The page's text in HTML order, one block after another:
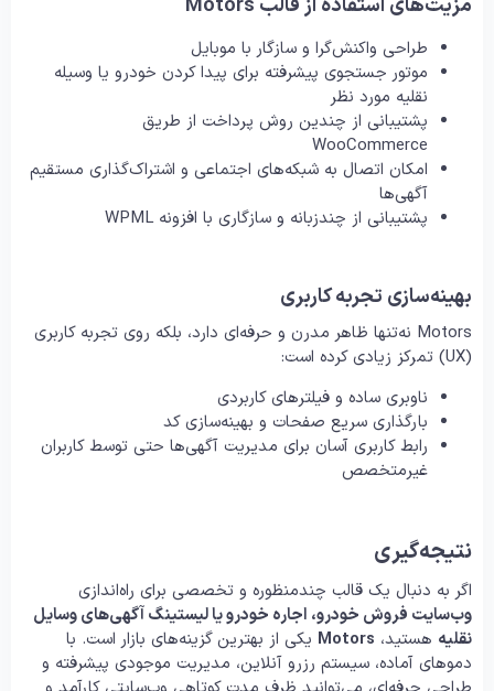
مزیت‌های استفاده از قالب Motors
طراحی واکنش‌گرا و سازگار با موبایل
موتور جستجوی پیشرفته برای پیدا کردن خودرو یا وسیله
نقلیه مورد نظر
پشتیبانی از چندین روش پرداخت از طریق
WooCommerce
امکان اتصال به شبکه‌های اجتماعی و اشتراک‌گذاری مستقیم
آگهی‌ها
پشتیبانی از چندزبانه و سازگاری با افزونه WPML
بهینه‌سازی تجربه کاربری
Motors نه‌تنها ظاهر مدرن و حرفه‌ای دارد، بلکه روی تجربه کاربری
(UX) تمرکز زیادی کرده است:
ناوبری ساده و فیلترهای کاربردی
بارگذاری سریع صفحات و بهینه‌سازی کد
رابط کاربری آسان برای مدیریت آگهی‌ها حتی توسط کاربران
غیرمتخصص
نتیجه‌گیری
اگر به دنبال یک قالب چندمنظوره و تخصصی برای راه‌اندازی
وب‌سایت فروش خودرو، اجاره خودرو یا لیستینگ آگهی‌های وسایل
نقلیه هستید، Motors یکی از بهترین گزینه‌های بازار است. با
دموهای آماده، سیستم رزرو آنلاین، مدیریت موجودی پیشرفته و